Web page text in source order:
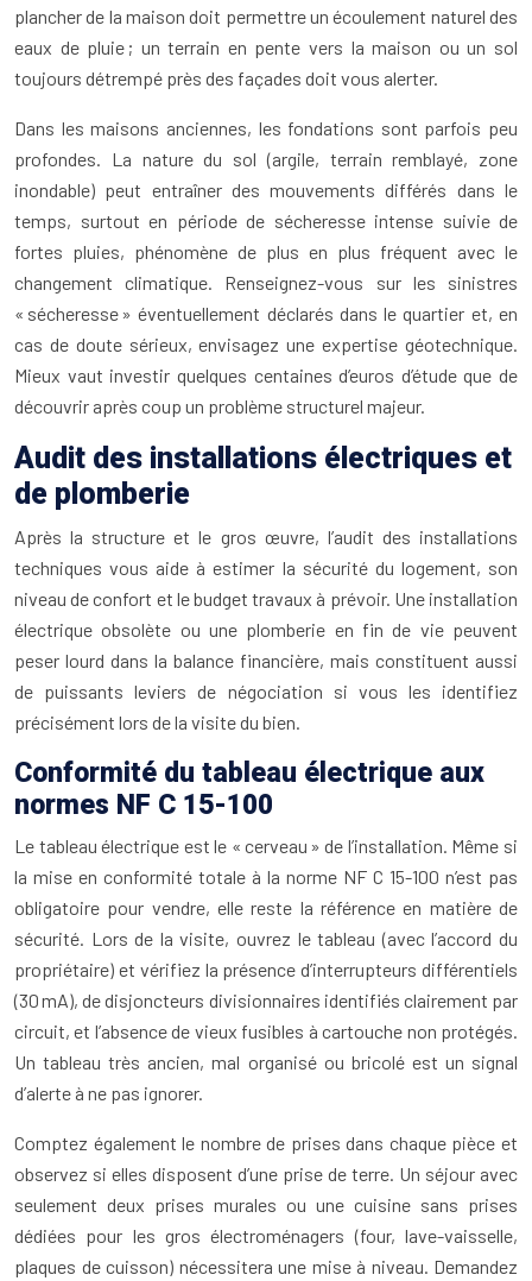
plancher de la maison doit permettre un écoulement naturel des
eaux de pluie ; un terrain en pente vers la maison ou un sol
toujours détrempé près des façades doit vous alerter.
Dans les maisons anciennes, les fondations sont parfois peu
profondes. La nature du sol (argile, terrain remblayé, zone
inondable) peut entraîner des mouvements différés dans le
temps, surtout en période de sécheresse intense suivie de
fortes pluies, phénomène de plus en plus fréquent avec le
changement climatique. Renseignez-vous sur les sinistres
« sécheresse » éventuellement déclarés dans le quartier et, en
cas de doute sérieux, envisagez une expertise géotechnique.
Mieux vaut investir quelques centaines d’euros d’étude que de
découvrir après coup un problème structurel majeur.
Audit des installations électriques et
de plomberie
Après la structure et le gros œuvre, l’audit des installations
techniques vous aide à estimer la sécurité du logement, son
niveau de confort et le budget travaux à prévoir. Une installation
électrique obsolète ou une plomberie en fin de vie peuvent
peser lourd dans la balance financière, mais constituent aussi
de puissants leviers de négociation si vous les identifiez
précisément lors de la visite du bien.
Conformité du tableau électrique aux
normes NF C 15-100
Le tableau électrique est le « cerveau » de l’installation. Même si
la mise en conformité totale à la norme NF C 15-100 n’est pas
obligatoire pour vendre, elle reste la référence en matière de
sécurité. Lors de la visite, ouvrez le tableau (avec l’accord du
propriétaire) et vérifiez la présence d’interrupteurs différentiels
(30 mA), de disjoncteurs divisionnaires identifiés clairement par
circuit, et l’absence de vieux fusibles à cartouche non protégés.
Un tableau très ancien, mal organisé ou bricolé est un signal
d’alerte à ne pas ignorer.
Comptez également le nombre de prises dans chaque pièce et
observez si elles disposent d’une prise de terre. Un séjour avec
seulement deux prises murales ou une cuisine sans prises
dédiées pour les gros électroménagers (four, lave-vaisselle,
plaques de cuisson) nécessitera une mise à niveau. Demandez